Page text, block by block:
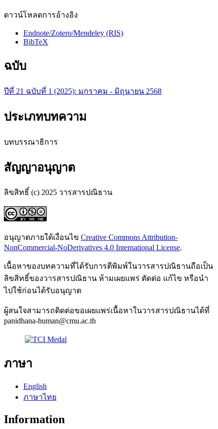
ดาวน์โหลดการอ้างอิง
Endnote/Zotero/Mendeley (RIS)
BibTeX
ฉบับ
ปีที่ 21 ฉบับที่ 1 (2025): มกราคม - มิถุนายน 2568
ประเภทบทความ
บทบรรณาธิการ
สัญญาอนุญาต
ลิขสิทธิ์ (c) 2025 วารสารปณิธาน
อนุญาตภายใต้เงื่อนไข Creative Commons Attribution-
NonCommercial-NoDerivatives 4.0 International License.
เนื้อหาของบทความที่ได้รับการตีพิมพ์ในวารสารปณิธานถือเป็น
ลิขสิทธิ์ของวารสารปณิธาน ห้ามเผยแพร่ ตัดต่อ แก้ไข หรือนำ
ไปใช้ก่อนได้รับอนุญาต
ผู้สนใจสามารถติดต่อขอเผยแพร่เนื้อหาในวารสารปณิธานได้ที่
panidhana-human@cmu.ac.th
ภาษา
English
ภาษาไทย
Information